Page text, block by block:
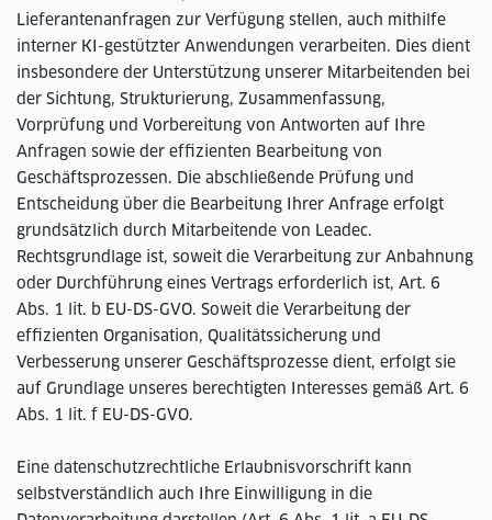
Lieferantenanfragen zur Verfügung stellen, auch mithilfe
interner KI-gestützter Anwendungen verarbeiten. Dies dient
insbesondere der Unterstützung unserer Mitarbeitenden bei
der Sichtung, Strukturierung, Zusammenfassung,
Vorprüfung und Vorbereitung von Antworten auf Ihre
Anfragen sowie der effizienten Bearbeitung von
Geschäftsprozessen. Die abschließende Prüfung und
Entscheidung über die Bearbeitung Ihrer Anfrage erfolgt
grundsätzlich durch Mitarbeitende von Leadec.
Rechtsgrundlage ist, soweit die Verarbeitung zur Anbahnung
oder Durchführung eines Vertrags erforderlich ist, Art. 6
Abs. 1 lit. b EU-DS-GVO. Soweit die Verarbeitung der
effizienten Organisation, Qualitätssicherung und
Verbesserung unserer Geschäftsprozesse dient, erfolgt sie
auf Grundlage unseres berechtigten Interesses gemäß Art. 6
Abs. 1 lit. f EU-DS-GVO.
Eine datenschutzrechtliche Erlaubnisvorschrift kann
selbstverständlich auch Ihre Einwilligung in die